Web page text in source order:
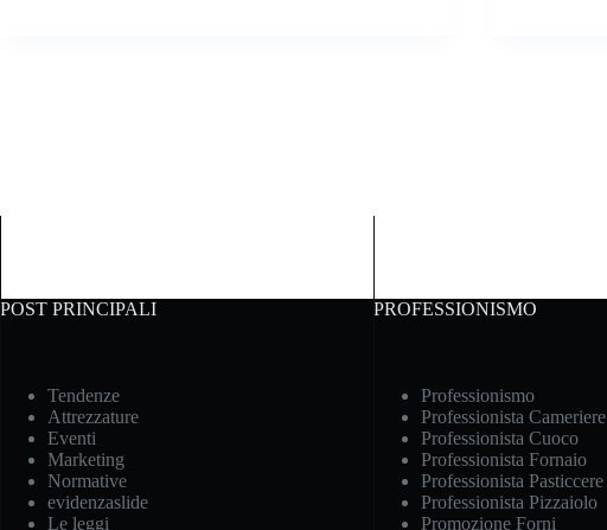
POST PRINCIPALI
Tendenze
Attrezzature
Eventi
Marketing
Normative
evidenzaslide
Le leggi
PROFESSIONISMO
Professionismo
Professionista Cameriere
Professionista Cuoco
Professionista Fornaio
Professionista Pasticcere
Professionista Pizzaiolo
Promozione Forni